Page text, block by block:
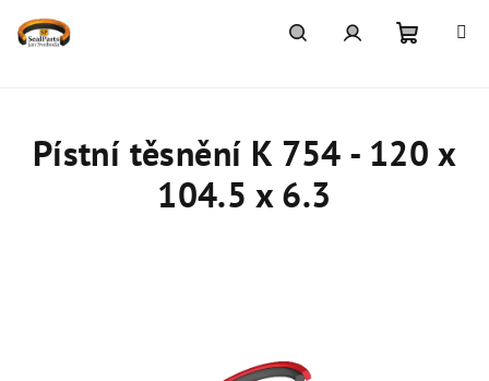
Pístní těsnění K 754 - 120 x
104.5 x 6.3